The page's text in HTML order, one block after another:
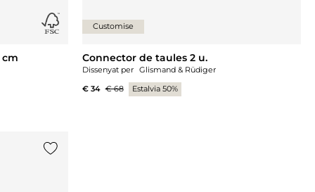
cm
Customise
Connector de taules 2 u.
Dissenyat per Glismand & Rüdiger
€ 34 € 68 Estalvia 50%